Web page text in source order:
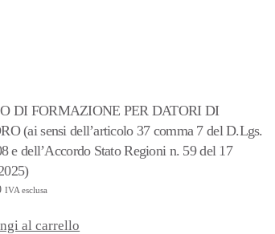
DI FORMAZIONE PER DATORI DI
(ai sensi dell’articolo 37 comma 7 del D.Lgs.
e dell’Accordo Stato Regioni n. 59 del 17
IVA esclusa
al carrello